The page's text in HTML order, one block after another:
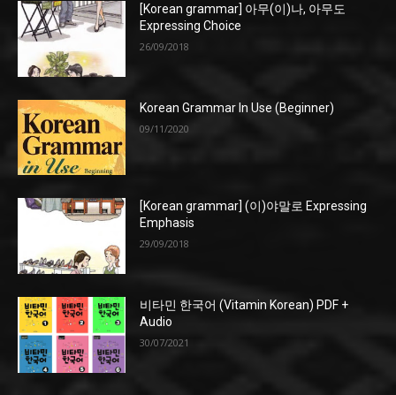
[Korean grammar] 아무(이)나, 아무도
Expressing Choice
26/09/2018
Korean Grammar In Use (Beginner)
09/11/2020
[Korean grammar] (이)야말로 Expressing
Emphasis
29/09/2018
비타민 한국어 (Vitamin Korean) PDF +
Audio
30/07/2021